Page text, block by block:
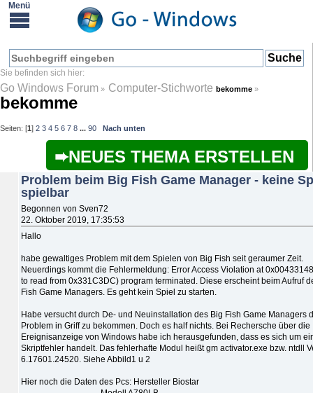
Go Windows Forum » Computer-Stichwortebekomme »
bekomme
Seiten: [1] 2 3 4 5 6 7 8 ... 90 Nach unten
NEUES THEMA ERSTELLEN
Problem beim Big Fish Game Manager - keine
spielbar
Begonnen von Sven72
22. Oktober 2019, 17:35:53
Hallo
habe gewaltiges Problem mit dem Spielen von Big Fish seit geraumer Zeit.
Neuerdings kommt die Fehlermeldung: Error Access Violation at
to read from 0x331C3DC) program terminated. Diese erscheint beim Aufruf
Fish Game Managers. Es geht kein Spiel zu starten.
Habe versucht durch De- und Neuinstallation des Big Fish Game Managers
Problem in Griff zu bekommen. Doch es half nichts. Bei Rechersche über die
Ereignisanzeige von Windows habe ich herausgefunden, dass es sich um
Skriptfehler handelt. Das fehlerhafte Modul heißt gm activator.exe bzw. ntdll
6.17601.24520. Siehe Abbild1 u 2
Hier noch die Daten des Pcs: Hersteller Biostar